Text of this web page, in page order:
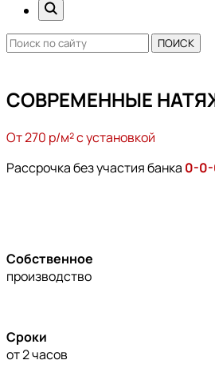
ПОИСК
СОВРЕМЕННЫЕ
От 270 р/м² с установкой
Рассрочка без участия банка 0-
Собственное
производство
Сроки
от 2 часов